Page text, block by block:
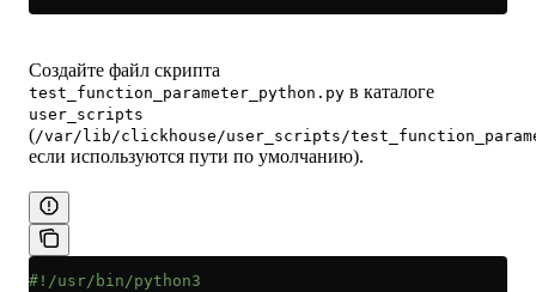
Создайте файл скрипта
test_function_parameter_python.py в каталоге
user_scripts
(/var/lib/clickhouse/user_scripts/
если используются пути по умолчанию).
#!/usr/bin/python3